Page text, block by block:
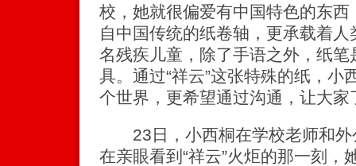
校，她就很偏爱有中国特色的东
自中国传统的纸卷轴，更承载着
名残疾儿童，除了手语之外，纸
具。通过“祥云”这张特殊的纸，小
个世界，更希望通过沟通，让大
23日，小西桐在学校老师和外
在亲眼看到“祥云”火炬的那一刻，